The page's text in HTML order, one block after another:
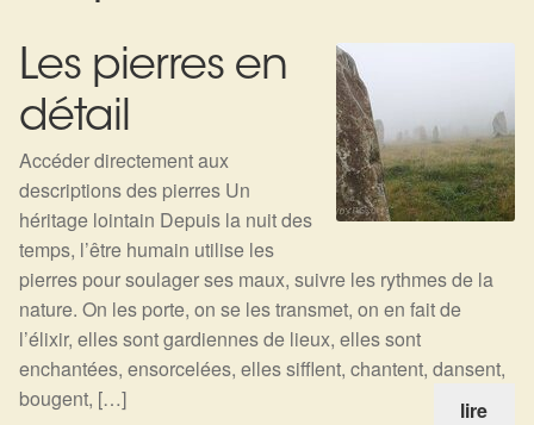
Nouveautés
Bijoux
Bolas
Bracelets
Colliers
Pendentifs
Panier
Search
for:
Les pierres en
détail
Accéder directement aux
descriptions des pierres Un
héritage lointain Depuis la nuit des
temps, l’être humain utilise les
pierres pour soulager ses maux, suivre les rythmes de la
nature. On les porte, on se les transmet, on en fait de
l’élixir, elles sont gardiennes de lieux, elles sont
enchantées, ensorcelées, elles sifflent, chantent, dansent,
bougent, […]
lire